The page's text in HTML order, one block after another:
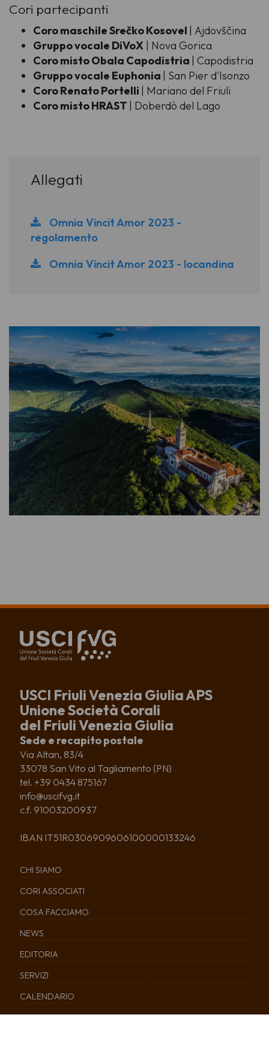
Cori partecipanti
Coro maschile Srečko Kosovel | Ajdovščina
Gruppo vocale DiVoX | Nova Gorica
Coro misto Obala Capodistria | Capodistria
Gruppo vocale Euphonia | San Pier d'Isonzo
Coro Renato Portelli | Mariano del Friuli
Coro misto HRAST | Doberdò del Lago
Allegati
Omnia Vincit Amor 2023 -
regolamento
Omnia Vincit Amor 2023 - locandina
USCI Friuli Venezia Giulia APS
Unione Società Corali
del Friuli Venezia Giulia
Sede e recapito postale
Via Altan, 83/4
33078 San Vito al Tagliamento (PN)
tel. +39 0434 875167
info@uscifvg.it
c.f. 91003200937
IBAN IT51R0306909606100000133246
CHI SIAMO
CORI ASSOCIATI
COSA FACCIAMO
NEWS
EDITORIA
SERVIZI
CALENDARIO